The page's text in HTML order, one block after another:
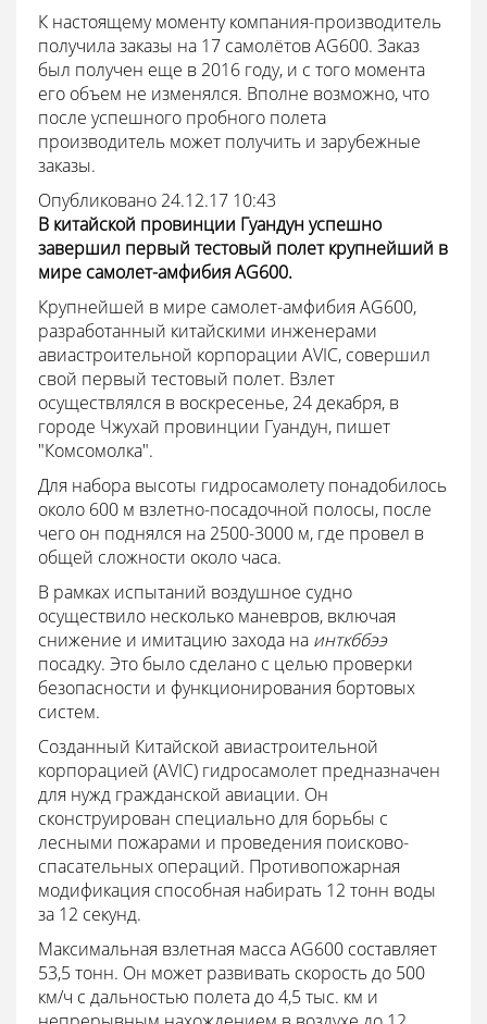
К настоящему моменту компания-производитель
получила заказы на 17 самолётов AG600. Заказ
был получен еще в 2016 году, и с того момента
его объем не изменялся. Вполне возможно, что
после успешного пробного полета
производитель может получить и зарубежные
заказы.
Опубликовано 24.12.17 10:43
В китайской провинции Гуандун успешно
завершил первый тестовый полет крупнейший в
мире самолет-амфибия AG600.
Крупнейшей в мире самолет-амфибия AG600,
разработанный китайскими инженерами
авиастроительной корпорации AVIC, совершил
свой первый тестовый полет. Взлет
осуществлялся в воскресенье, 24 декабря, в
городе Чжухай провинции Гуандун, пишет
"Комсомолка".
Для набора высоты гидросамолету понадобилось
около 600 м взлетно-посадочной полосы, после
чего он поднялся на 2500-3000 м, где провел в
общей сложности около часа.
В рамках испытаний воздушное судно
осуществило несколько маневров, включая
снижение и имитацию захода на инткббээ
посадку. Это было сделано с целью проверки
безопасности и функционирования бортовых
систем.
Созданный Китайской авиастроительной
корпорацией (AVIC) гидросамолет предназначен
для нужд гражданской авиации. Он
сконструирован специально для борьбы с
лесными пожарами и проведения поисково-
спасательных операций. Противопожарная
модификация способная набирать 12 тонн воды
за 12 секунд.
Максимальная взлетная масса AG600 составляет
53,5 тонн. Он может развивать скорость до 500
км/ч с дальностью полета до 4,5 тыс. км и